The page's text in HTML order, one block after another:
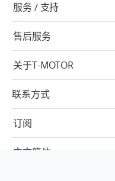
服务 / 支持
售后服务
关于T-MOTOR
联系方式
订阅
中文简体